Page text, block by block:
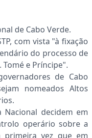
de Cabo Verde.
com vista "à fixação
do processo de
e Príncipe".
de Cabo
nomeados Altos
Nacional decidem em
operário sobre a
primeira vez que em